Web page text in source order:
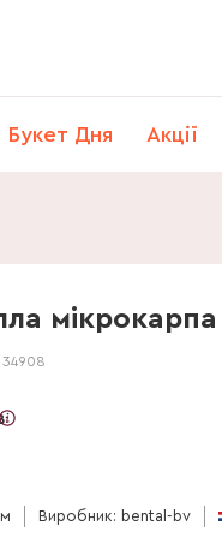
Букет Дня Акції
мікрокарпа
34908
Виробник: bental-bv